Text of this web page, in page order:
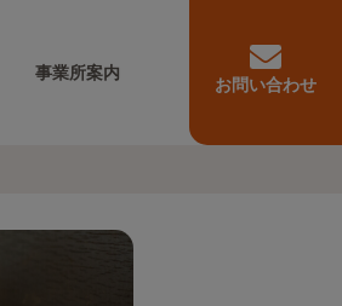
お問い合わせ
事業所案内